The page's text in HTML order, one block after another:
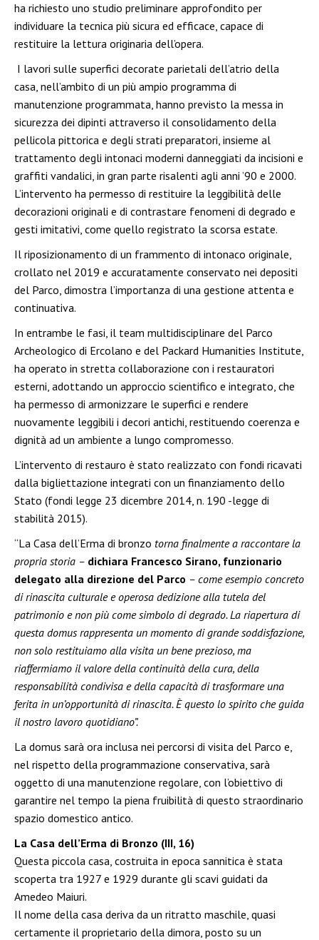
ha richiesto uno studio preliminare approfondito per
individuare la tecnica più sicura ed efficace, capace di
restituire la lettura originaria dell’opera.
I lavori sulle superfici decorate parietali dell’atrio della
casa, nell’ambito di un più ampio programma di
manutenzione programmata, hanno previsto la messa in
sicurezza dei dipinti attraverso il consolidamento della
pellicola pittorica e degli strati preparatori, insieme al
trattamento degli intonaci moderni danneggiati da incisioni e
graffiti vandalici, in gran parte risalenti agli anni ’90 e 2000.
L’intervento ha permesso di restituire la leggibilità delle
decorazioni originali e di contrastare fenomeni di degrado e
gesti imitativi, come quello registrato la scorsa estate.
Il riposizionamento di un frammento di intonaco originale,
crollato nel 2019 e accuratamente conservato nei depositi
del Parco, dimostra l’importanza di una gestione attenta e
continuativa.
In entrambe le fasi, il team multidisciplinare del Parco
Archeologico di Ercolano e del Packard Humanities Institute,
ha operato in stretta collaborazione con i restauratori
esterni, adottando un approccio scientifico e integrato, che
ha permesso di armonizzare le superfici e rendere
nuovamente leggibili i decori antichi, restituendo coerenza e
dignità ad un ambiente a lungo compromesso.
L’intervento di restauro è stato realizzato con fondi ricavati
dalla bigliettazione integrati con un finanziamento dello
Stato (fondi legge 23 dicembre 2014, n. 190 -legge di
stabilità 2015).
“La Casa dell’Erma di bronzo torna finalmente a raccontare la
propria storia – dichiara Francesco Sirano, funzionario
delegato alla direzione del Parco – come esempio concreto
di rinascita culturale e operosa dedizione alla tutela del
patrimonio e non più come simbolo di degrado. La riapertura di
questa domus rappresenta un momento di grande soddisfazione,
non solo restituiamo alla visita un bene prezioso, ma
riaffermiamo il valore della continuità della cura, della
responsabilità condivisa e della capacità di trasformare una
ferita in un’opportunità di rinascita. È questo lo spirito che guida
il nostro lavoro quotidiano”.
La domus sarà ora inclusa nei percorsi di visita del Parco e,
nel rispetto della programmazione conservativa, sarà
oggetto di una manutenzione regolare, con l’obiettivo di
garantire nel tempo la piena fruibilità di questo straordinario
spazio domestico antico.
La Casa dell’Erma di Bronzo (III, 16)
Questa piccola casa, costruita in epoca sannitica è stata
scoperta tra 1927 e 1929 durante gli scavi guidati da
Amedeo Maiuri.
Il nome della casa deriva da un ritratto maschile, quasi
certamente il proprietario della dimora, posto su un